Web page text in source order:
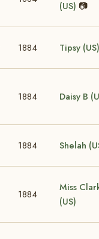
(US) 📷
1884 Tipsy (US)
1884 Daisy B
1884 Shelah
1884
Miss
(US)